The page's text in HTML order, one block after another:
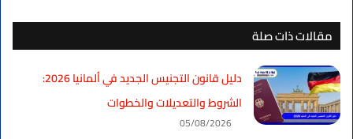
مقالات ذات صلة
دليل قانون التجنيس الجديد في ألمانيا 2026:
الشروط والتعديلات والخطوات
05/08/2026